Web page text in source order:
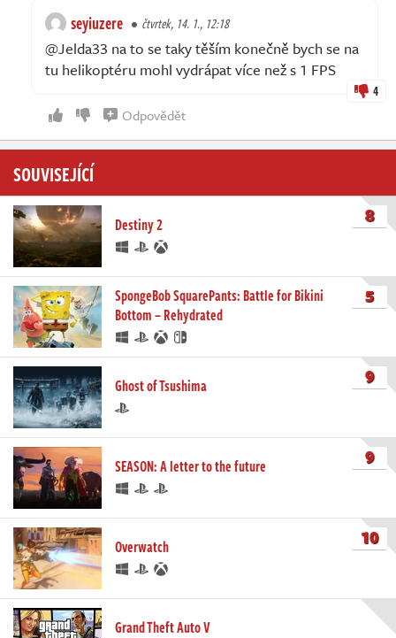
seyiuzere čtvrtek, 14. 1., 12:18
@Jelda33 na to se taky těším konečně bych se na
tu helikoptéru mohl vydrápat více než s 1 FPS
4
Odpovědět
SOUVISEJÍCÍ
Destiny 2 8
SpongeBob SquarePants: Battle for Bikini
Bottom – Rehydrated
5
Ghost of Tsushima 9
SEASON: A letter to the future 9
Overwatch 10
Grand Theft Auto V